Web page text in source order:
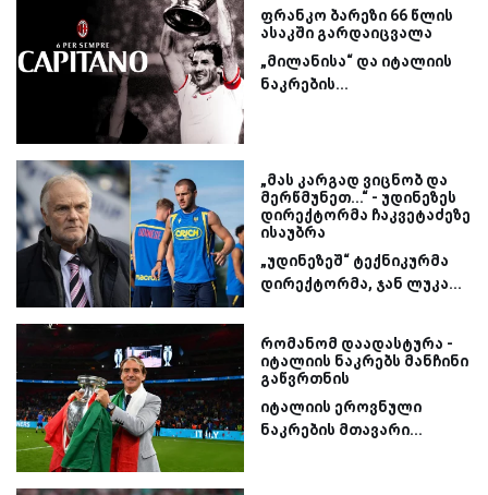
ფრანკო ბარეზი 66 წლის
ასაკში გარდაიცვალა
„მილანისა“ და იტალიის
ნაკრების...
„მას კარგად ვიცნობ და
მერწმუნეთ...“ - უდინეზეს
დირექტორმა ჩაკვეტაძეზე
ისაუბრა
„უდინეზეშ“ ტექნიკურმა
დირექტორმა, ჯან ლუკა...
რომანომ დაადასტურა -
იტალიის ნაკრებს მანჩინი
გაწვრთნის
იტალიის ეროვნული
ნაკრების მთავარი...